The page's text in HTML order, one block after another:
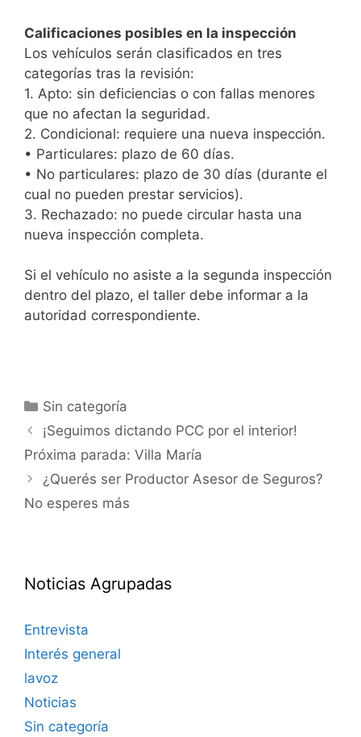
Calificaciones posibles en la inspección
Los vehículos serán clasificados en tres
categorías tras la revisión:
1. Apto: sin deficiencias o con fallas menores
que no afectan la seguridad.
2. Condicional: requiere una nueva inspección.
• Particulares: plazo de 60 días.
• No particulares: plazo de 30 días (durante el
cual no pueden prestar servicios).
3. Rechazado: no puede circular hasta una
nueva inspección completa.
Si el vehículo no asiste a la segunda inspección
dentro del plazo, el taller debe informar a la
autoridad correspondiente.
Sin categoría
¡Seguimos dictando PCC por el interior!
Próxima parada: Villa María
¿Querés ser Productor Asesor de Seguros?
No esperes más
Noticias Agrupadas
Entrevista
Interés general
lavoz
Noticias
Sin categoría